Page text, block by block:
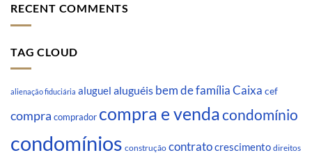
RECENT COMMENTS
TAG CLOUD
alienação fiduciária aluguel aluguéis bem de família Caixa cef
compra comprador compra e vendacondomínio
condomínios construção contratocrescimento direitos